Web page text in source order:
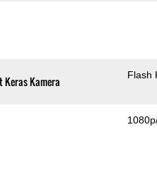
Kamera Flash